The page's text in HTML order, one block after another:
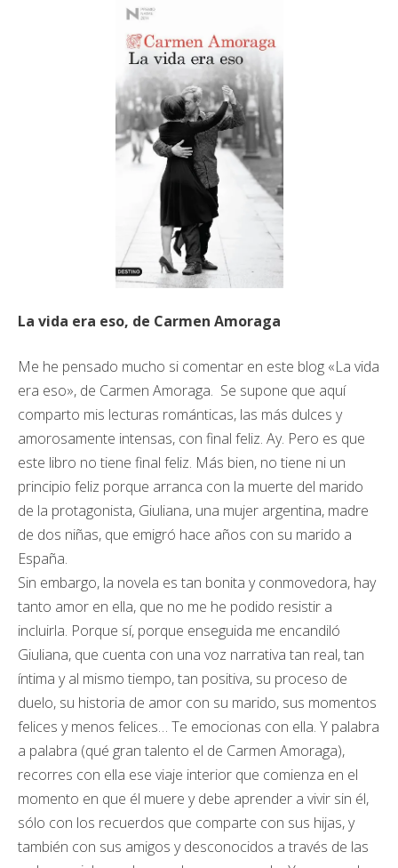
La vida era eso, de Carmen Amoraga
Me he pensado mucho si comentar en este blog «La vida
era eso», de Carmen Amoraga. Se supone que aquí
comparto mis lecturas románticas, las más dulces y
amorosamente intensas, con final feliz. Ay. Pero es que
este libro no tiene final feliz. Más bien, no tiene ni un
principio feliz porque arranca con la muerte del marido
de la protagonista, Giuliana, una mujer argentina, madre
de dos niñas, que emigró hace años con su marido a
España.
Sin embargo, la novela es tan bonita y conmovedora, hay
tanto amor en ella, que no me he podido resistir a
incluirla. Porque sí, porque enseguida me encandiló
Giuliana, que cuenta con una voz narrativa tan real, tan
íntima y al mismo tiempo, tan positiva, su proceso de
duelo, su historia de amor con su marido, sus momentos
felices y menos felices… Te emocionas con ella. Y palabra
a palabra (qué gran talento el de Carmen Amoraga),
recorres con ella ese viaje interior que comienza en el
momento en que él muere y debe aprender a vivir sin él,
sólo con los recuerdos que comparte con sus hijas, y
también con sus amigos y desconocidos a través de las